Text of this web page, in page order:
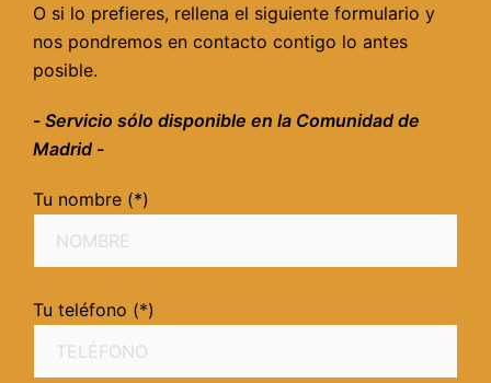
O si lo prefieres, rellena el siguiente formulario y
nos pondremos en contacto contigo lo antes
posible.
- Servicio sólo disponible en la Comunidad de
Madrid -
Tu nombre (*)
Tu teléfono (*)